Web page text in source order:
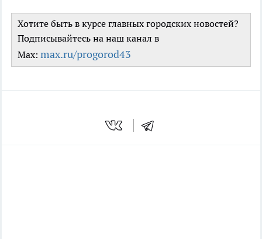
Хотите быть в курсе главных городских новостей?
Подписывайтесь на наш канал в
Max: max.ru/progorod43